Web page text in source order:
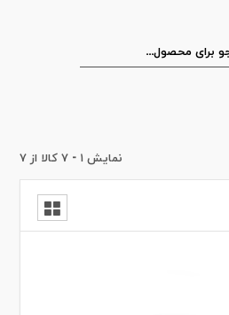
نمایش ۱ - ۷ کالا از ۷